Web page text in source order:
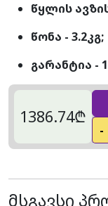
წყლის
წონა - 3.2კგ;
გარანტია -
1386.74₾
-
მსგავსი